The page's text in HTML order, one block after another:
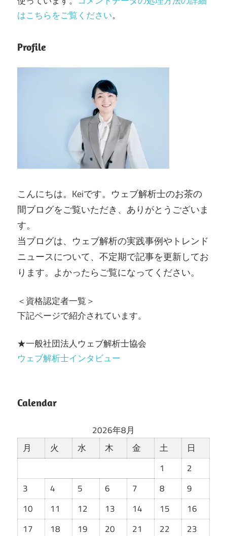
はこちらをご覧ください。
Profile
こんにちは。Keiです。ウェブ解析士のお茶の
間ブログをご覧いただき、ありがとうございま
す。
当ブログは、ウェブ解析の実践事例やトレンド
ニュースについて、不定期で記事を更新してお
ります。よかったらご覧になってください。
＜資格認定者一覧＞
下記ページで紹介されています。
★一般社団法人ウェブ解析士協会
ウェブ解析士インタビュー
Calendar
2026年8月
月
火 水 木 金 土 日
1
2
3
4 5 6 7 8
9
10
11 12 13 14 15
16
17
18 19 20 21 22
23